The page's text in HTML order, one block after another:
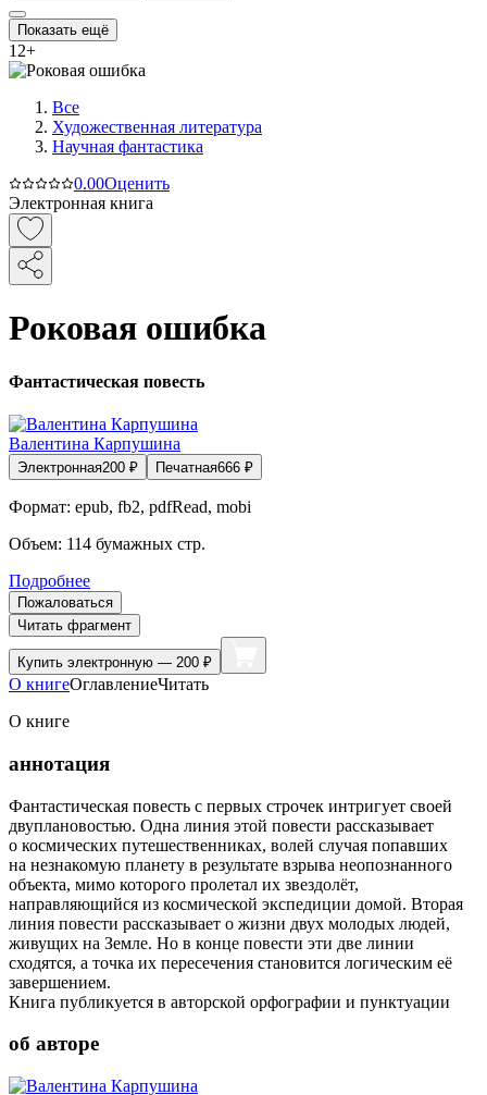
Показать ещё
12+
Все
Художественная литература
Научная фантастика
0.00Оценить
Электронная книга
Роковая ошибка
Фантастическая повесть
Валентина Карпушина
Электронная200 ₽ Печатная666 ₽
Формат: epub, fb2, pdfRead, mobi
Объем: 114 бумажных стр.
Подробнее
Пожаловаться
Читать фрагмент
Купить электронную — 200 ₽
О книгеОглавлениеЧитать
О книге
аннотация
Фантастическая повесть с первых строчек интригует своей
двуплановостью. Одна линия этой повести рассказывает
о космических путешественниках, волей случая попавших
на незнакомую планету в результате взрыва неопознанного
объекта, мимо которого пролетал их звездолёт,
направляющийся из космической экспедиции домой. Вторая
линия повести рассказывает о жизни двух молодых людей,
живущих на Земле. Но в конце повести эти две линии
сходятся, а точка их пересечения становится логическим её
завершением.
Книга публикуется в авторской орфографии и пунктуации
об авторе